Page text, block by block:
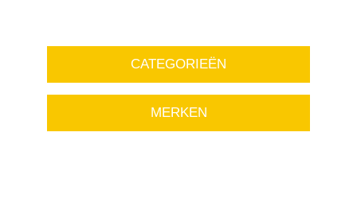
CATEGORIEËN
MERKEN